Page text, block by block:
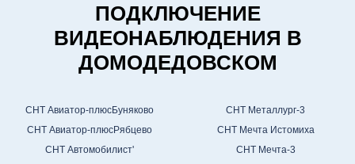
ПОДКЛЮЧЕНИЕ
ВИДЕОНАБЛЮДЕНИЯ В
ДОМОДЕДОВСКОМ
СНТ Авиатор-плюсБуняково
СНТ Авиатор-плюсРябцево
СНТ Автомобилист'
СНТ Металлург-3
СНТ Мечта Истомиха
СНТ Мечта-3